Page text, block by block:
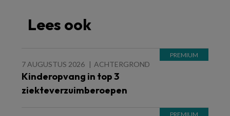
Lees ook
7 AUGUSTUS 2026 ACHTERGROND
Kinderopvang in top 3
ziekteverzuimberoepen